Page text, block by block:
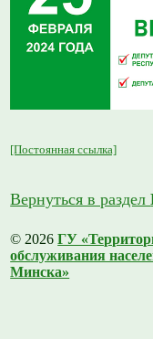
[Постоянная ссылка]
Вернуться в раздел
© 2026ГУ
обслуживания
Минска»